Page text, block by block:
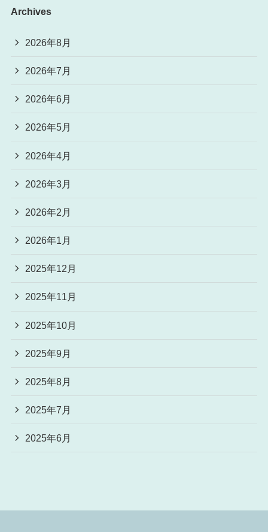
Archives
2026年8月
2026年7月
2026年6月
2026年5月
2026年4月
2026年3月
2026年2月
2026年1月
2025年12月
2025年11月
2025年10月
2025年9月
2025年8月
2025年7月
2025年6月